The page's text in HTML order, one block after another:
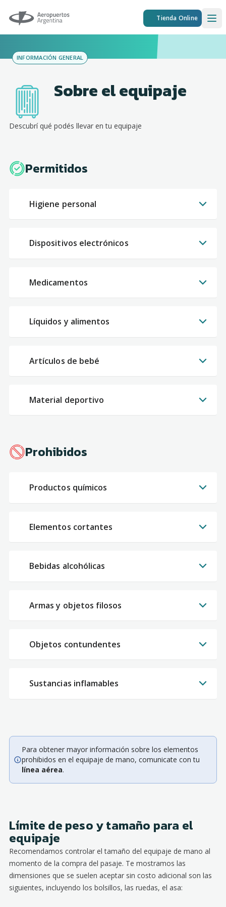
Aeropuertos Argentina Tienda Online
INFORMACIÓN GENERAL
Sobre el equipaje
Descubrí qué podés llevar en tu equipaje
Permitidos
Higiene personal
Dispositivos electrónicos
Medicamentos
Líquidos y alimentos
Artículos de bebé
Material deportivo
Prohibidos
Productos químicos
Elementos cortantes
Bebidas alcohólicas
Armas y objetos filosos
Objetos contundentes
Sustancias inflamables
Para obtener mayor información sobre los elementos
prohibidos en el equipaje de mano, comunicate con tu
línea aérea.
Límite de peso y tamaño para el
equipaje
Recomendamos controlar el tamaño del equipaje de mano al
momento de la compra del pasaje. Te mostramos las
dimensiones que se suelen aceptar sin costo adicional son las
siguientes, incluyendo los bolsillos, las ruedas, el asa: